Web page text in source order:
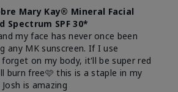
Mary Kay® Mineral Facial
Spectrum SPF 30*
my face has never once been
any MK sunscreen. If I use
on my body, it'll be super red
burn free🩷 this is a staple in my
is amazing